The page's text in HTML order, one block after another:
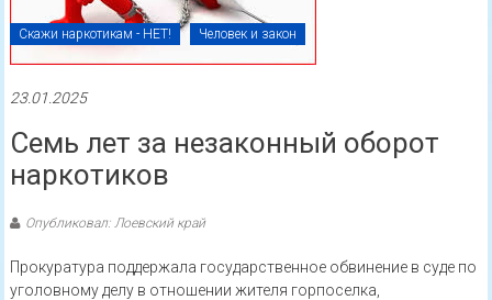
Скажи наркотикам - НЕТ! Человек и закон
23.01.2025
Семь лет за незаконный оборот
наркотиков
Опубликовал: Лоевский край
Прокуратура поддержала государственное обвинение в суде по
уголовному делу в отношении жителя горпоселка,